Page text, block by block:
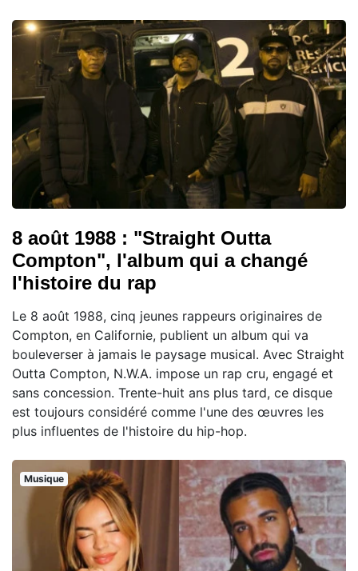
8 août 1988 : "Straight Outta
Compton", l'album qui a changé
l'histoire du rap
Le 8 août 1988, cinq jeunes rappeurs originaires de
Compton, en Californie, publient un album qui va
bouleverser à jamais le paysage musical. Avec Straight
Outta Compton, N.W.A. impose un rap cru, engagé et
sans concession. Trente-huit ans plus tard, ce disque
est toujours considéré comme l'une des œuvres les
plus influentes de l'histoire du hip-hop.
Musique